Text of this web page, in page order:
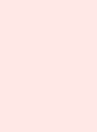
som levererar
före av- och
blev -3,0 miljoner kronor (-
den löpande verksamheten
ett rörelseresultat för det